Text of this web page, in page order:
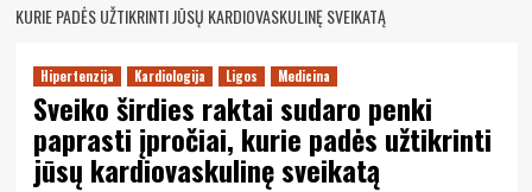
KURIE PADĖS UŽTIKRINTI JŪSŲ KARDIOVASKULINĘ SVEIKATĄ
Hipertenzija Kardiologija Ligos Medicina
Sveiko širdies raktai sudaro penki
paprasti įpročiai, kurie padės užtikrinti
jūsų kardiovaskulinę sveikatą